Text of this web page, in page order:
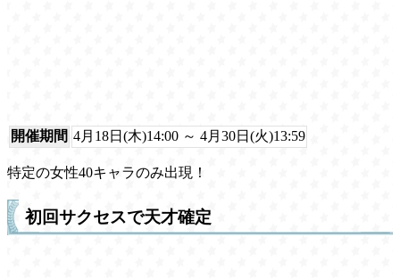
開催期間 4月18日(木)14:00 ～ 4月30日(火)13:59
特定の女性40キャラのみ出現！
初回サクセスで天才確定